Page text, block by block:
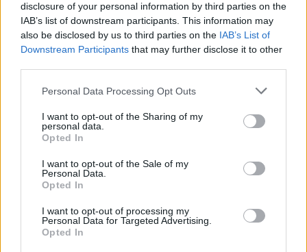
disclosure of your personal information by third parties on the
IAB’s list of downstream participants. This information may
also be disclosed by us to third parties on the IAB’s List of
Downstream Participants that may further disclose it to other
Personal Data Processing Opt Outs
I want to opt-out of the Sharing of my
personal data.
Opted In
I want to opt-out of the Sale of my
Personal Data.
Opted In
I want to opt-out of processing my
Personal Data for Targeted Advertising.
Opted In
Πρησμένα δάχτυλα χεριών: 10 πιθανές
αιτίες & πότε να ανησυχήσετε (pics)
περαιτέρω διερεύνησης.
Εγγραφή στο Newsletter